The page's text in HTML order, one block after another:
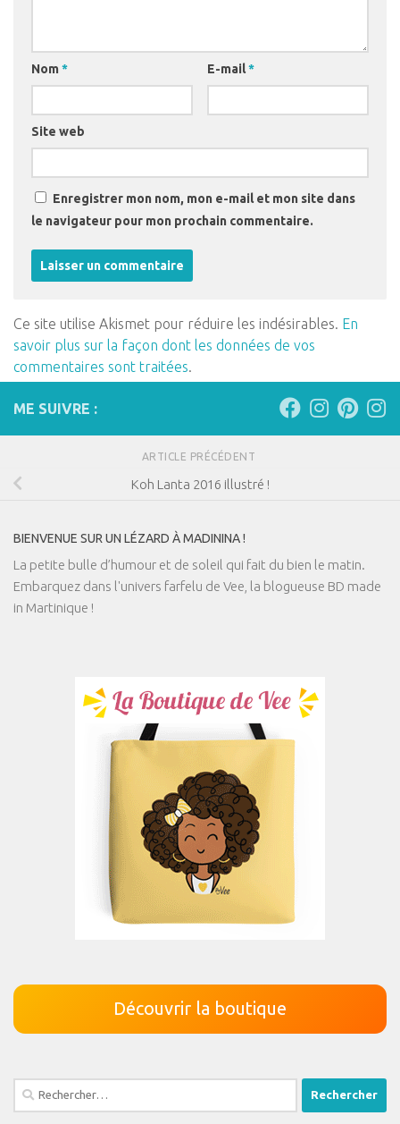
Nom * E-mail*
Site web
Enregistrer mon nom, mon e-mail et mon site dans
le navigateur pour mon prochain commentaire.
Ce site utilise Akismet pour réduire les indésirables. En
savoir plus sur la façon dont les données de vos
commentaires sont traitées.
ME SUIVRE :
ARTICLE PRÉCÉDENT
Koh Lanta 2016 illustré !
BIENVENUE SUR UN LÉZARD À MADININA !
La petite bulle d’humour et de soleil qui fait du bien le matin.
Embarquez dans l'univers farfelu de Vee, la blogueuse BD made
in Martinique !
Découvrir la boutique
Rechercher :